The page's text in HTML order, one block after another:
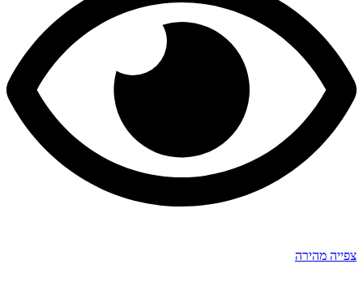
צפייה מהירה